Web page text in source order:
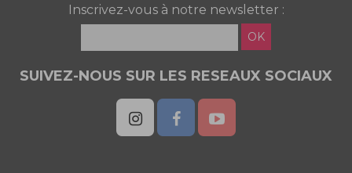
Inscrivez-vous à notre newsletter :
OK
SUIVEZ-NOUS SUR LES RESEAUX SOCIAUX